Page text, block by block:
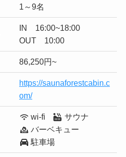
1～9名
IN 16:00~18:00
OUT 10:00
86,250円~
https://saunaforestcabin.c
om/
wi-fi
サウナ
バーベキュー
駐車場